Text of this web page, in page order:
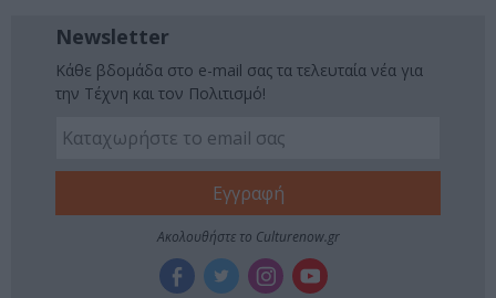
Newsletter
Κάθε βδομάδα στο e-mail σας τα τελευταία νέα για
την Τέχνη και τον Πολιτισμό!
Ακολουθήστε το Culturenow.gr